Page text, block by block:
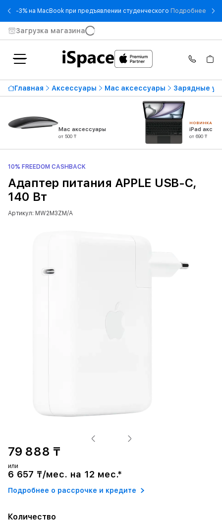
-3% на MacBook при предъявлении студенческого Подробнее - -
Загрузка магазина
Главная Аксессуары Mac аксессуары Зарядные
Mac аксессуары
от 500 ₸
НОВИНКА
iPad
от 690 ₸
10% FREEDOM CASHBACK
Адаптер питания APPLE USB-C,
140 Вт
Артикул: MW2M3ZM/A
79 888 ₸
или
6 657 ₸/мес. на 12 мес.*
Подробнее о рассрочке и кредите
Количество